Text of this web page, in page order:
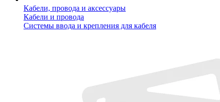
Кабели, провода и аксессуары
Кабели и провода
Системы ввода и крепления для кабеля